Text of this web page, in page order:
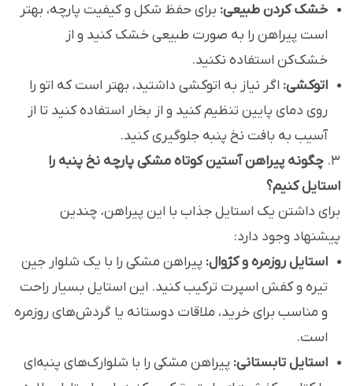
خشک کردن طبیعی: برای حفظ شکل و کیفیت پارچه، بهتر
است پیراهن را به صورت طبیعی خشک کنید و از
خشک‌کن استفاده نکنید.
اتوکشی: اگر نیاز به اتوکشی داشتید، بهتر است که اتو را
روی دمای پایین تنظیم کنید و از بخار استفاده کنید تا از
آسیب به بافت نخ پنبه جلوگیری کنید.
3. چگونه پیراهن آستین کوتاه مشکی پارچه نخ پنبه را
استایل کنیم؟
برای داشتن یک استایل جذاب با این پیراهن، چندین
پیشنهاد وجود دارد:
استایل روزمره و کژوال: پیراهن مشکی را با یک شلوار جین
تیره و کفش اسپرت ترکیب کنید. این استایل بسیار راحت
و مناسب برای خرید، ملاقات دوستانه یا گردش‌های روزمره
است.
استایل تابستانی: پیراهن مشکی را با شلوارک‌های پنبه‌ای